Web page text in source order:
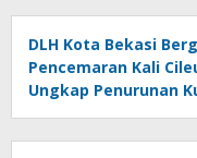
DLH Kota Bekasi
Pencemaran Kali
Ungkap Penurunan